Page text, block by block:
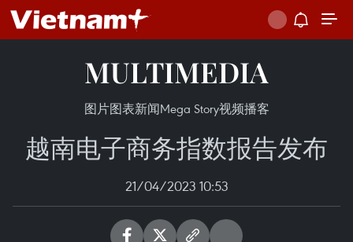
MULTIMEDIA
图片图表新闻Mega Story视频播客
越南电子商务指数报告发布
21/04/2023 10:53